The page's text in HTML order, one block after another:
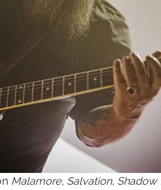
Malamore, Salvation, Shadow